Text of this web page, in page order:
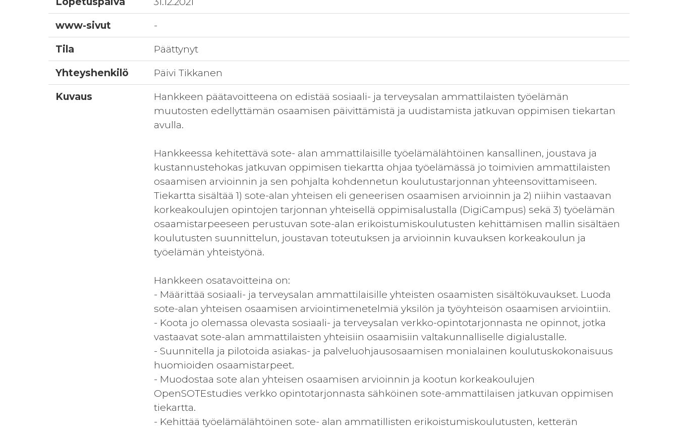
www-sivut
-
Tila
Päättynyt
Yhteyshenkilö
Päivi Tikkanen
Kuvaus
Hankkeen päätavoitteena on edistää sosiaali- ja terveysalan ammattilaisten työelämän
muutosten edellyttämän osaamisen päivittämistä ja uudistamista jatkuvan oppimisen tiekartan
avulla.
Hankkeessa kehitettävä sote- alan ammattilaisille työelämälähtöinen kansallinen, joustava ja
kustannustehokas jatkuvan oppimisen tiekartta ohjaa työelämässä jo toimivien ammattilaisten
osaamisen arvioinnin ja sen pohjalta kohdennetun koulutustarjonnan yhteensovittamiseen.
Tiekartta sisältää 1) sote-alan yhteisen eli geneerisen osaamisen arvioinnin ja 2) niihin vastaavan
korkeakoulujen opintojen tarjonnan yhteisellä oppimisalustalla (DigiCampus) sekä 3) työelämän
osaamistarpeeseen perustuvan sote-alan erikoistumiskoulutusten kehittämisen mallin sisältäen
koulutusten suunnittelun, joustavan toteutuksen ja arvioinnin kuvauksen korkeakoulun ja
työelämän yhteistyönä.
Hankkeen osatavoitteina on:
- Määrittää sosiaali- ja terveysalan ammattilaisille yhteisten osaamisten sisältökuvaukset. Luoda
sote-alan yhteisen osaamisen arviointimenetelmiä yksilön ja työyhteisön osaamisen arviointiin.
- Koota jo olemassa olevasta sosiaali- ja terveysalan verkko-opintotarjonnasta ne opinnot, jotka
vastaavat sote-alan ammattilaisten yhteisiin osaamisiin valtakunnalliselle digialustalle.
- Suunnitella ja pilotoida asiakas- ja palveluohjausosaamisen monialainen koulutuskokonaisuus
huomioiden osaamistarpeet.
- Muodostaa sote alan yhteisen osaamisen arvioinnin ja kootun korkeakoulujen
OpenSOTEstudies verkko opintotarjonnasta sähköinen sote-ammattilaisen jatkuvan oppimisen
tiekartta.
- Kehittää työelämälähtöinen sote- alan ammatillisten erikoistumiskoulutusten, ketterän